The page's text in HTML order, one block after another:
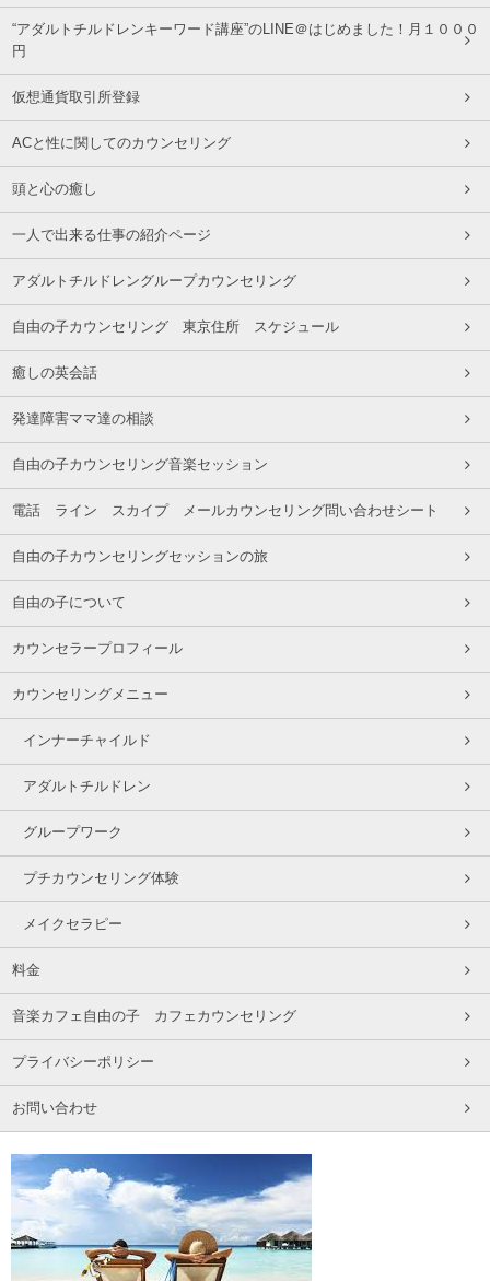
“アダルトチルドレンキーワード講座”のLINE＠はじめました！月１０００
円
仮想通貨取引所登録
ACと性に関してのカウンセリング
頭と心の癒し
一人で出来る仕事の紹介ページ
アダルトチルドレングループカウンセリング
自由の子カウンセリング 東京住所 スケジュール
癒しの英会話
発達障害ママ達の相談
自由の子カウンセリング音楽セッション
電話 ライン スカイプ メールカウンセリング問い合わせシート
自由の子カウンセリングセッションの旅
自由の子について
カウンセラープロフィール
カウンセリングメニュー
インナーチャイルド
アダルトチルドレン
グループワーク
プチカウンセリング体験
メイクセラピー
料金
音楽カフェ自由の子 カフェカウンセリング
プライバシーポリシー
お問い合わせ